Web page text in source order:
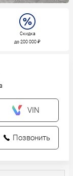
VIN
Позвонить
Скидка
до 200 000 ₽